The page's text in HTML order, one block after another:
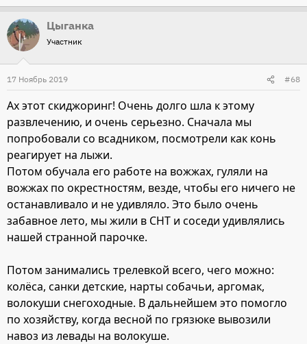
Цыганка
Участник
17 Ноябрь 2019 #68
Ах этот скиджоринг! Очень долго шла к этому
развлечению, и очень серьезно. Сначала мы
попробовали со всадником, посмотрели как конь
реагирует на лыжи.
Потом обучала его работе на вожжах, гуляли на
вожжах по окрестностям, везде, чтобы его ничего не
останавливало и не удивляло. Это было очень
забавное лето, мы жили в СНТ и соседи удивлялись
нашей странной парочке.
Потом занимались трелевкой всего, чего можно:
колёса, санки детские, нарты собачьи, аргомак,
волокуши снегоходные. В дальнейшем это помогло
по хозяйству, когда весной по грязюке вывозили
навоз из левады на волокуше.